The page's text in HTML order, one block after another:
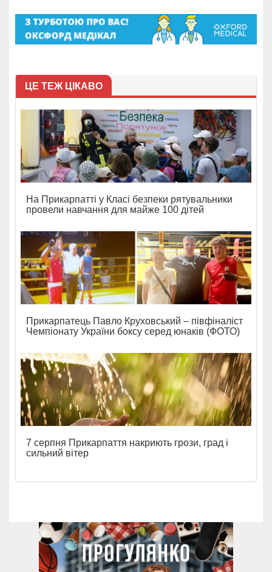
ЦЕ ТЕЖ ЦІКАВО
На Прикарпатті у Класі безпеки рятувальники
провели навчання для майже 100 дітей
Прикарпатець Павло Круховський – півфіналіст
Чемпіонату України боксу серед юнаків (ФОТО)
7 серпня Прикарпаття накриють грози, град і
сильний вітер